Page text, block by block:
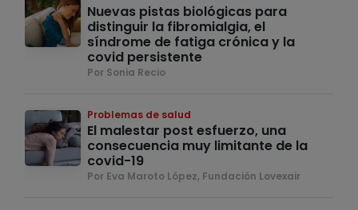
Nuevas pistas biológicas para
distinguir la fibromialgia, el
síndrome de fatiga crónica y la
covid persistente
Por Sonia Recio
Problemas de salud
El malestar post esfuerzo, una
consecuencia muy limitante de la
covid-19
Por Eva Maroto López, Fundación Lovexair